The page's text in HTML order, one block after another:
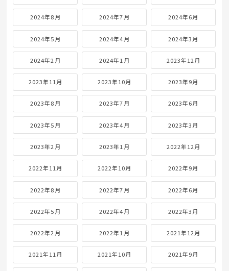
2024年8月 2024年7月 2024年6月
2024年5月 2024年4月 2024年3月
2024年2月 2024年1月 2023年12月
2023年11月 2023年10月 2023年9月
2023年8月 2023年7月 2023年6月
2023年5月 2023年4月 2023年3月
2023年2月 2023年1月 2022年12月
2022年11月 2022年10月 2022年9月
2022年8月 2022年7月 2022年6月
2022年5月 2022年4月 2022年3月
2022年2月 2022年1月 2021年12月
2021年11月 2021年10月 2021年9月